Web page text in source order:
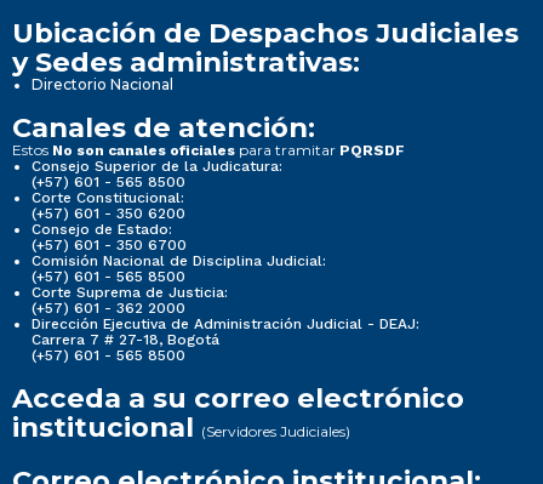
Ubicación de Despachos Judiciales
y Sedes administrativas:
Directorio Nacional
Canales de atención:
Estos No son canales oficiales para tramitar PQRSDF
Consejo Superior de la Judicatura:
(+57) 601 - 565 8500
Corte Constitucional:
(+57) 601 - 350 6200
Consejo de Estado:
(+57) 601 - 350 6700
Comisión Nacional de Disciplina Judicial:
(+57) 601 - 565 8500
Corte Suprema de Justicia:
(+57) 601 - 362 2000
Dirección Ejecutiva de Administración Judicial - DEAJ:
Carrera 7 # 27-18, Bogotá
(+57) 601 - 565 8500
Acceda a su correo electrónico
institucional (Servidores Judiciales)